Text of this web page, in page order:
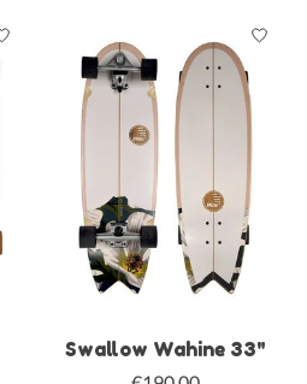
Swallow Wahine 33"